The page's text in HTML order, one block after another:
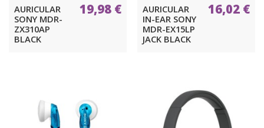
AURICULAR
SONY MDR-
ZX310AP
BLACK
19,98 €
AURICULAR
IN-EAR SONY
MDR-EX15LP
JACK BLACK
16,02 €